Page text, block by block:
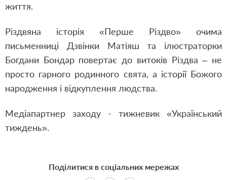
життя.
Різдвяна історія «Перше Різдво» очима
письменниці Дзвінки Матіяш та ілюстраторки
Богдани Бондар повертає до витоків Різдва – не
просто гарного родинного свята, а історії Божого
народження і відкуплення людства.
Медіапартнер заходу - тижневик «Український
тиждень».
Поділитися в соціальних мережах